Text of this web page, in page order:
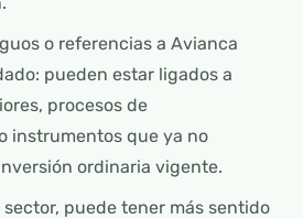
o referencias a Avianca
pueden estar ligados a
procesos de
instrumentos que ya no
ordinaria vigente.
puede tener más sentido